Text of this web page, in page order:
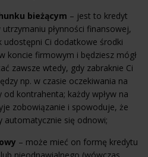
bieżącym – jest to kredyt
płynności finansowej,
udostępni Ci dodatkowe środki
koncie firmowym i będziesz mógł
zawsze wtedy, gdy zabraknie Ci
np. w czasie oczekiwania na
od kontrahenta; każdy wpływ na
zobowiązanie i spowoduje, że
automatycznie się odnowi;
– może mieć on formę kredytu
nieodnawialnego (wówczas